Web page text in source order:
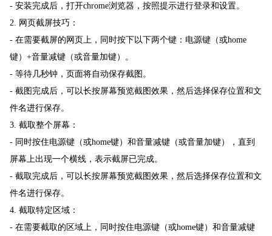
- 安装完成后，打开chrome浏览器，按照提示进行登录和设置。
2. 网页截屏技巧：
- 在需要截屏的网页上，同时按下以下两个键：电源键（或home
键）+音量减键（或音量加键）。
- 等待几秒钟，页面将自动保存截图。
- 截图完成后，可以长按屏幕预览截图效果，然后选择保存位置和文
件名进行保存。
3. 截取整个屏幕：
- 同时按住电源键（或home键）和音量减键（或音量加键），直到
屏幕上出现一个横线，表示截屏已完成。
- 截取完成后，可以长按屏幕预览截图效果，然后选择保存位置和文
件名进行保存。
4. 截取特定区域：
- 在需要截取的区域上，同时按住电源键（或home键）和音量减键